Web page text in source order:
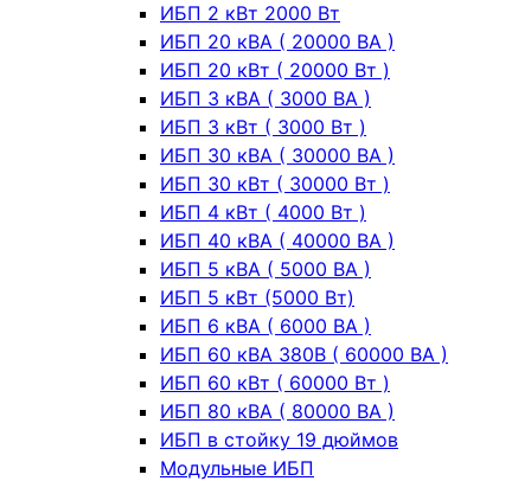
ИБП 2 кВт 2000 Вт
ИБП 20 кВА ( 20000 ВА )
ИБП 20 кВт ( 20000 Вт )
ИБП 3 кВА ( 3000 ВА )
ИБП 3 кВт ( 3000 Вт )
ИБП 30 кВА ( 30000 ВА )
ИБП 30 кВт ( 30000 Вт )
ИБП 4 кВт ( 4000 Вт )
ИБП 40 кВА ( 40000 ВА )
ИБП 5 кВА ( 5000 ВА )
ИБП 5 кВт (5000 Вт)
ИБП 6 кВА ( 6000 ВА )
ИБП 60 кВА 380В ( 60000 ВА )
ИБП 60 кВт ( 60000 Вт )
ИБП 80 кВА ( 80000 ВА )
ИБП в стойку 19 дюймов
Модульные ИБП